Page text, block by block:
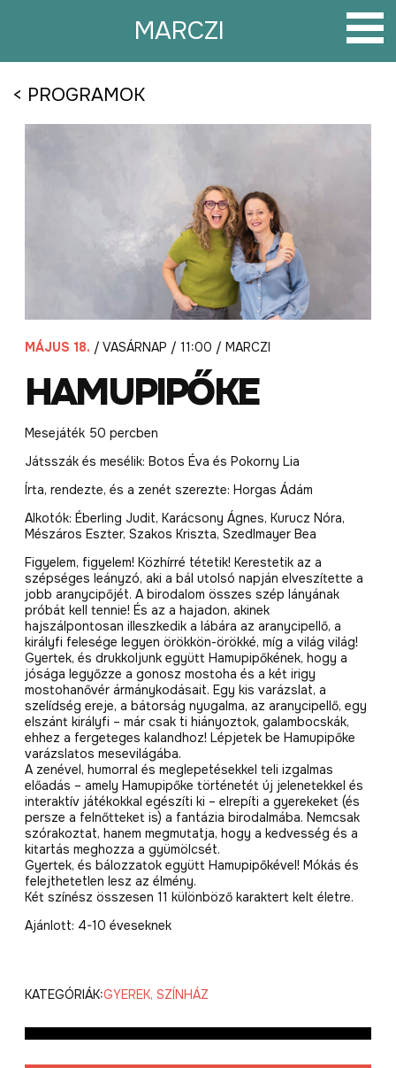
MARCZI
< PROGRAMOK
MÁJUS 18. / VASÁRNAP / 11:00 / MARCZI
HAMUPIPŐKE
Mesejáték 50 percben
Játsszák és mesélik: Botos Éva és Pokorny Lia
Írta, rendezte, és a zenét szerezte: Horgas Ádám
Alkotók: Éberling Judit, Karácsony Ágnes, Kurucz Nóra,
Mészáros Eszter, Szakos Kriszta, Szedlmayer Bea
Figyelem, figyelem! Közhírré tétetik! Kerestetik az a
szépséges leányzó, aki a bál utolsó napján elveszítette a
jobb aranycipőjét. A birodalom összes szép lányának
próbát kell tennie! És az a hajadon, akinek
hajszálpontosan illeszkedik a lábára az aranycipellő, a
királyfi felesége legyen örökkön-örökké, míg a világ világ!
Gyertek, és drukkoljunk együtt Hamupipőkének, hogy a
jósága legyőzze a gonosz mostoha és a két irigy
mostohanővér ármánykodásait. Egy kis varázslat, a
szelídség ereje, a bátorság nyugalma, az aranycipellő, egy
elszánt királyfi – már csak ti hiányoztok, galambocskák,
ehhez a fergeteges kalandhoz! Lépjetek be Hamupipőke
varázslatos mesevilágába.
A zenével, humorral és meglepetésekkel teli izgalmas
előadás – amely Hamupipőke történetét új jelenetekkel és
interaktív játékokkal egészíti ki – elrepíti a gyerekeket (és
persze a felnőtteket is) a fantázia birodalmába. Nemcsak
szórakoztat, hanem megmutatja, hogy a kedvesség és a
kitartás meghozza a gyümölcsét.
Gyertek, és bálozzatok együtt Hamupipőkével! Mókás és
felejthetetlen lesz az élmény.
Két színész összesen 11 különböző karaktert kelt életre.
Ajánlott: 4-10 éveseknek
KATEGÓRIÁK:GYEREK, SZÍNHÁZ